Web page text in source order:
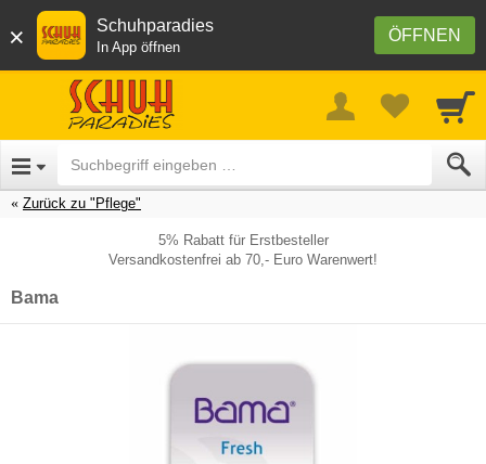
× ÖFFNEN
Schuhparadies
In App öffnen
Zurück zu "Pflege"
5% Rabatt für Erstbesteller
Versandkostenfrei ab 70,- Euro Warenwert!
Bama